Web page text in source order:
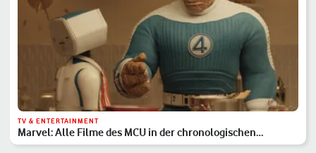
TV & ENTERTAINMENT
Marvel: Alle Filme des MCU in der chronologischen
Reihenfolge